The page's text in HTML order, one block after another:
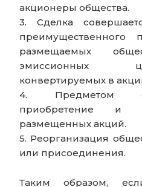
акционеры общества.
3. Сделка
преимущественного
размещаемых
эмиссионных
конвертируемых в
4. Предметом
приобретение и
размещенных акций.
5. Реорганизация
или присоединения.
Таким образом,